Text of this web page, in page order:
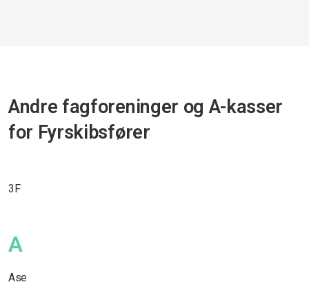
Andre fagforeninger og A-kasser
for Fyrskibsfører
3F
A
Ase